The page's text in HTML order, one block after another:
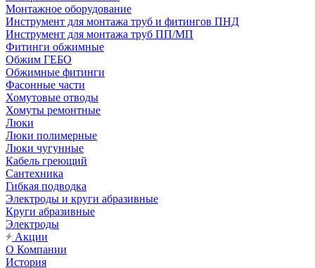
Монтажное оборудование
Инструмент для монтажа труб и фитингов ПНД
Инструмент для монтажа труб ПП/МП
Фитинги обжимные
Обжим ГЕБО
Обжимные фитинги
Фасонные части
Хомутовые отводы
Хомуты ремонтные
Люки
Люки полимерные
Люки чугунные
Кабель греющий
Сантехника
Гибкая подводка
Электроды и круги абразивные
Круги абразивные
Электроды
Акции
О Компании
История